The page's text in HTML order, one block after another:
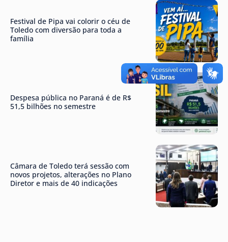
Festival de Pipa vai colorir o céu de
Toledo com diversão para toda a
família
Despesa pública no Paraná é de R$
51,5 bilhões no semestre
Câmara de Toledo terá sessão com
novos projetos, alterações no Plano
Diretor e mais de 40 indicações